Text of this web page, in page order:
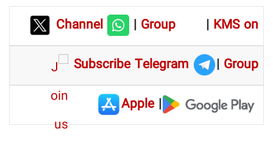
Channel |Group | KMS on
Subscribe Telegram
| Group
|
Apple